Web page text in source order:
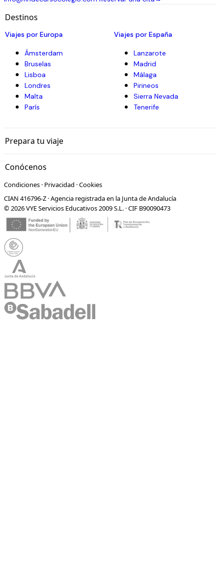
Destinos
Viajes por Europa
Ámsterdam
Bruselas
Lisboa
Londres
Malta
París
Viajes por España
Lanzarote
Madrid
Málaga
Pirineos
Sierra Nevada
Tenerife
Prepara tu viaje
Conócenos
Condiciones · Privacidad ·Cookies
CIAN 416796-Z · Agencia registrada en la Junta de Andalucía
© 2026 VYE Servicios Educativos 2009 S.L. · CIF B90090473